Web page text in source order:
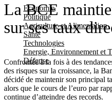
Economie
Politique
Agriculture et Alimentation
Santé
Technologies
Energie, Environnement et
Défense
La BCE
sur ses taux
Confrontée à la fois à des
des risques sur la croissance, la
décidé de maintenir son principal
alors que le cours de l’euro par
continue d’atteindre des records.